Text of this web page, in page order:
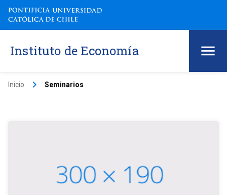
Instituto de Economía
Inicio keyboard_arrow_right Seminarios